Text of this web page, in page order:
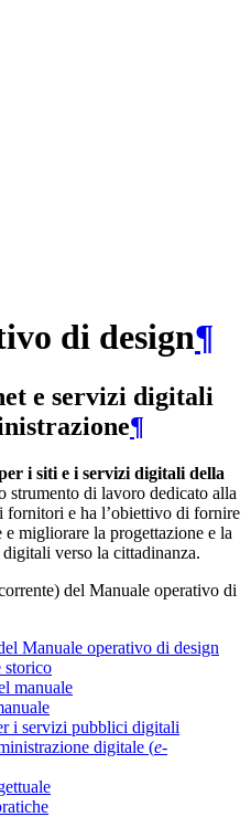
di design¶
e servizi digitali
¶
i siti e i servizi digitali della
strumento di lavoro dedicato alla
fornitori e ha l’obiettivo di fornire
migliorare la progettazione e la
verso la cittadinanza.
del Manuale operativo di
Manuale operativo di design
storico
manuale
i servizi pubblici digitali
digitale (e-